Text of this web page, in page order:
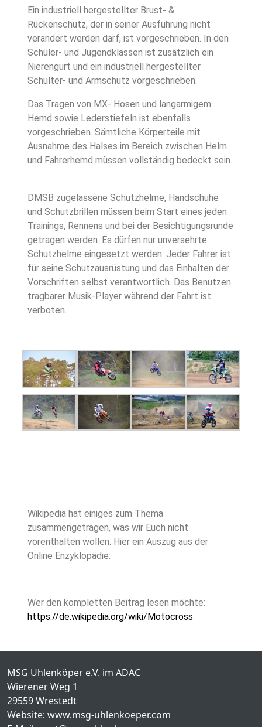
Ein industriell hergestellter Brust- &
Rückenschutz, der in seiner Ausführung nicht
verändert werden darf, ist vorgeschrieben. In den
Schüler- und Jugendklassen ist zusätzlich ein
Nierengurt und ein industriell hergestellter
Schulter- und Armschutz vorgeschrieben.
Das Tragen von MX- Hosen und langarmigem
Hemd sowie Lederstiefeln ist ebenfalls
vorgeschrieben. Sämtliche Körperteile mit
Ausnahme des Halses im Bereich zwischen Helm
und Fahrerhemd müssen vollständig bedeckt sein.
DMSB zugelassene Schutzhelme, Handschuhe
und Schutzbrillen müssen beim Start eines jeden
Trainings, Rennens und bei der Besichtigungsrunde
getragen werden. Es dürfen nur unversehrte
Schutzhelme eingesetzt werden. Jeder Fahrer ist
für seine Schutzausrüstung und das Einhalten der
Vorschriften selbst verantwortlich. Das Benutzen
tragbarer Musik-Player während der Fahrt ist
verboten.
Wikipedia hat einiges zum Thema
zusammengetragen, was wir Euch nicht
vorenthalten wollen. Hier ein Auszug aus der
Online Enzyklopädie:
Wer den kompletten Beitrag lesen möchte:
https://de.wikipedia.org/wiki/Motocross
MSG Uhlenköper e.V. im ADAC
Wierener Weg 1
29559 Wrestedt
Website: www.msg-uhlenkoeper.com